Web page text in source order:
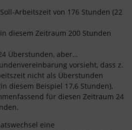
Arbeitszeit von 176 Stunden (22
diesem Zeitraum 200 Stunden
Überstunden, aber…
vorsieht, dass z.
nicht als Überstunden
diesem Beispiel 17,6 Stunden),
für diesen Zeitraum 24
eine